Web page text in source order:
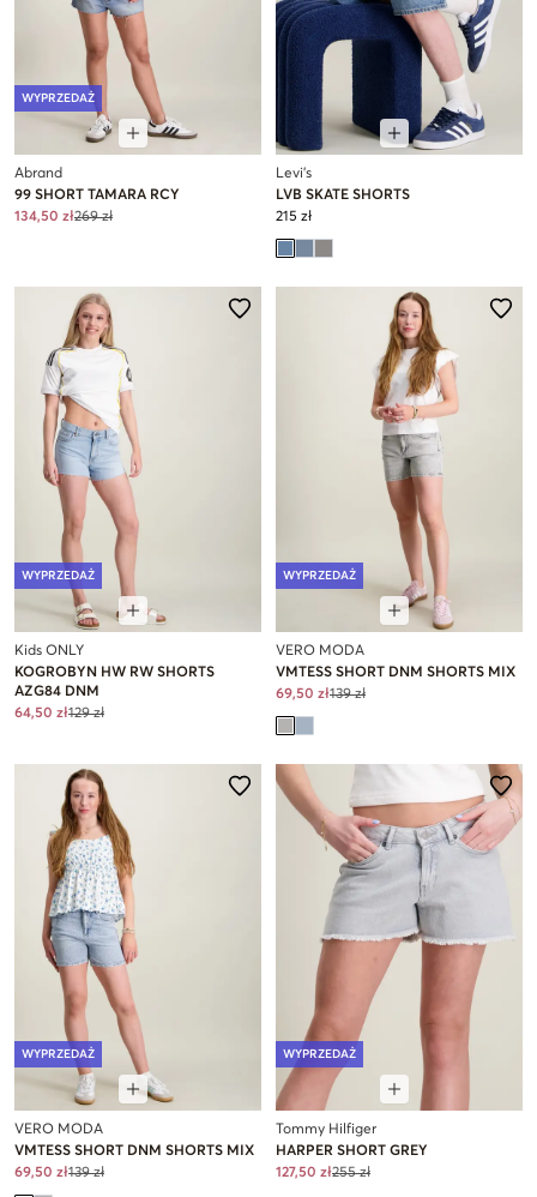
WYPRZEDAŻ
Abrand
99 SHORT TAMARA RCY
134,50 zł269 zł
Levi's
LVB SKATE SHORTS
215 zł
WYPRZEDAŻ
Kids ONLY
KOGROBYN HW RW SHORTS
AZG84 DNM
64,50 zł129 zł
WYPRZEDAŻ
VERO MODA
VMTESS SHORT DNM SHORTS MIX
69,50 zł139 zł
WYPRZEDAŻ
VERO MODA
VMTESS SHORT DNM SHORTS MIX
69,50 zł139 zł
WYPRZEDAŻ
Tommy Hilfiger
HARPER SHORT GREY
127,50 zł255 zł